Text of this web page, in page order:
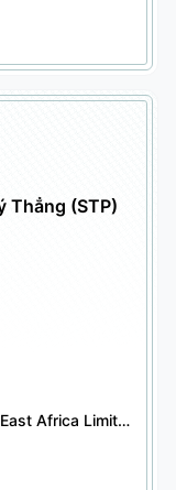
Thẳng (STP)
Exinity Capital East Africa Limited